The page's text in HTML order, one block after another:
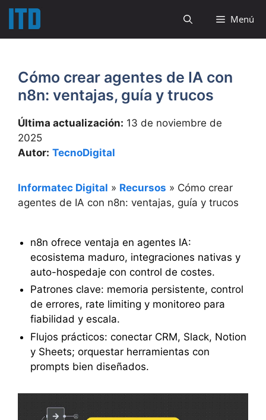
Saltar
contenido
Menú
Cómo crear agentes de IA con
n8n: ventajas, guía y trucos
Última actualización: 13 de noviembre de
2025
Autor: TecnoDigital
Informatec Digital » Recursos » Cómo crear
agentes de IA con n8n: ventajas, guía y trucos
n8n ofrece ventaja en agentes IA:
ecosistema maduro, integraciones nativas y
auto-hospedaje con control de costes.
Patrones clave: memoria persistente, control
de errores, rate limiting y monitoreo para
fiabilidad y escala.
Flujos prácticos: conectar CRM, Slack, Notion
y Sheets; orquestar herramientas con
prompts bien diseñados.